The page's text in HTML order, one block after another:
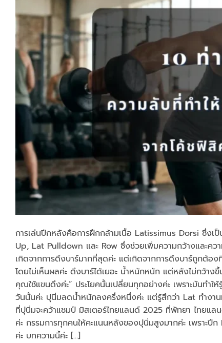
การเล่นปีกหลังคือการฝึกกล้ามเนื้อ Latissimus Dorsi ซึ่ง
Up, Lat Pulldown และ Row ซึ่งช่วยเพิ่มความกว้างและค
เกิดจากการดึงบาร์มากที่สุดค่ะ แต่เกิดจากการดึงบาร์ถูกต้
โดยไม่เห็นผลค่ะ ดึงบาร์ได้เยอะ น้ำหนักหนัก แต่หลังไม่กว้า
คุณใช้แขนดึงค่ะ” ประโยคนั้นเปลี่ยนทุกอย่างค่ะ เพราะมันท
วันนั้นค่ะ ปุนิ่มลดน้ำหนักลงครึ่งหนึ่งค่ะ แต่รู้สึกว่า Lat ทำงา
ที่ปุนิ่มจะคว้าแชมป์ มิสเตอร์ไทยแลนด์ 2025 ที่พัทยา ไทยแล
ค่ะ กรรมการทุกคนให้คะแนนหลังของปุนิ่มสูงมากค่ะ เพรา
ค่ะ บทความนี้ค่ะ […]